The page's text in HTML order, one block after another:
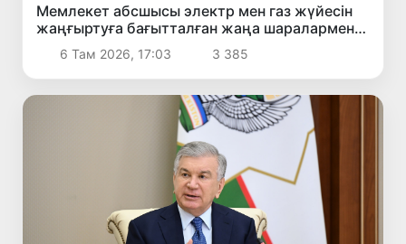
Мемлекет абсшысы электр мен газ жүйесін
жаңғыртуға бағытталған жаңа шаралармен
танысты
6 Там 2026, 17:03 3 385